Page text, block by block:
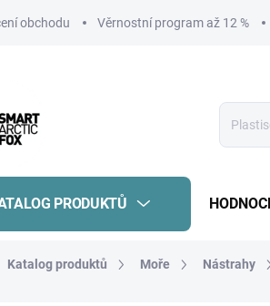
obchodu Věrnostní program až 12 %
PRODUKTŮ
Katalog produktů Moře Nástrahy